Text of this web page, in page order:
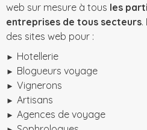
web sur mesure à tous les
entreprises de tous secteurs.
des sites web pour :
Hotellerie
Blogueurs voyage
Vignerons
Artisans
Agences de voyage